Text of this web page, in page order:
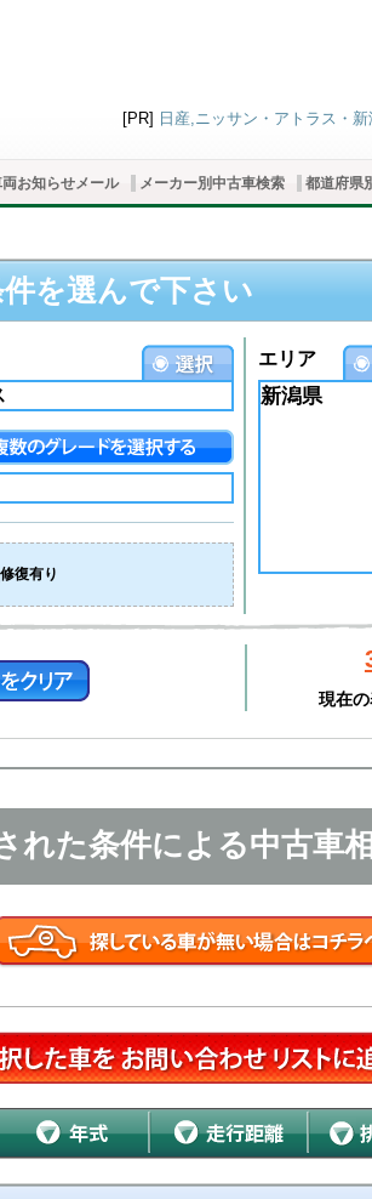
[PR] 日産,ニッサン・アトラス・
お知らせメール メーカー別中古車検索 都道府県
を選んで下さい
修復有り
エリア
新潟県
現在
れた条件による中古車